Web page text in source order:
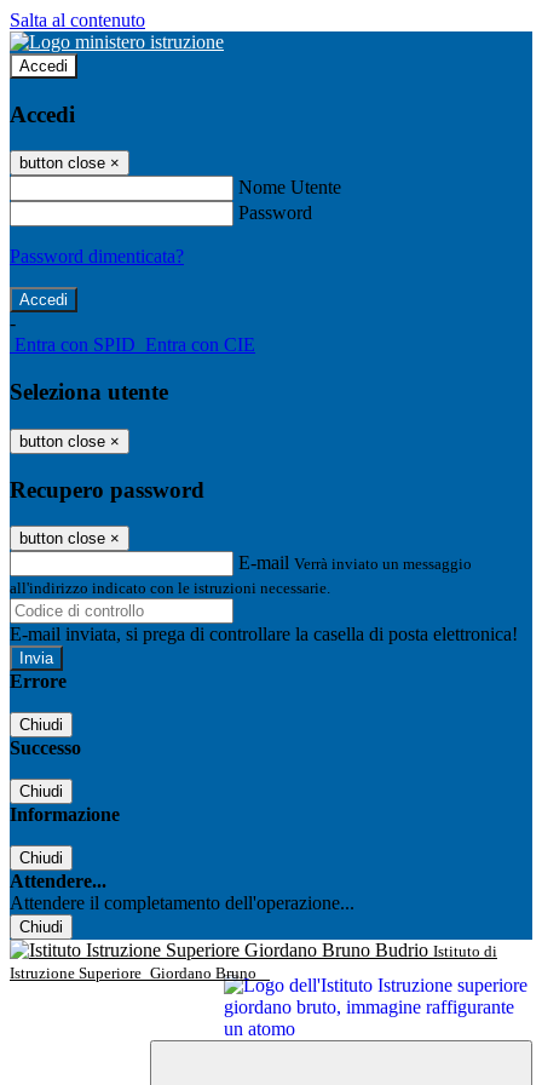
Salta al contenuto
Accedi
Accedi
button close ×
Nome Utente
Password
Password dimenticata?
-
Entra con SPID Entra con CIE
Seleziona utente
button close ×
Recupero password
button close ×
E-mail Verrà inviato un messaggio
all'indirizzo indicato con le istruzioni necessarie.
E-mail inviata, si prega di controllare la casella di posta elettronica!
Errore
Chiudi
Successo
Chiudi
Informazione
Chiudi
Attendere...
Attendere il completamento dell'operazione...
Chiudi
Istituto di
Istruzione Superiore Giordano Bruno